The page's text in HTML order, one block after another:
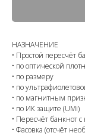
НАЗНАЧЕНИЕ
• Простой пересчёт
• по оптической
• по размеру
• по
• по магнитным
• по ИК защите (UMi)
• Пересчёт банкнот
• Фасовка (отсчёт